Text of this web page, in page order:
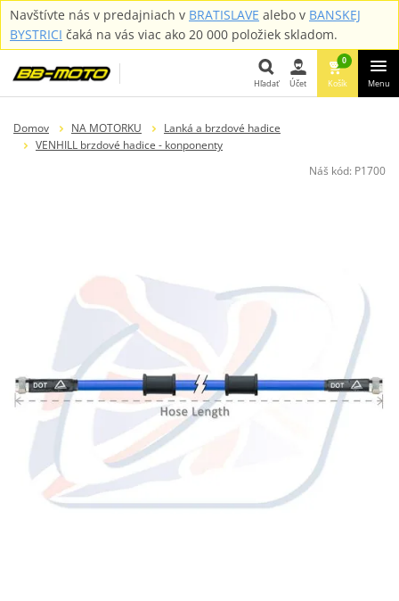
Navštívte nás v predajniach v BRATISLAVE alebo v BANSKEJ
BYSTRICI čaká na vás viac ako 20 000 položiek skladom.
Hľadať Účet
0
Košík Menu
Domov NA MOTORKU
Lanká a brzdové hadice
VENHILL brzdové hadice - konponenty
Náš kód: P1700